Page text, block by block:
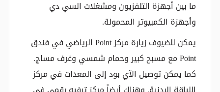
ما بين أجهزة التلفزيون ومشغلات السي دي
وأجهزة الكمبيوتر المحمولة.
يمكن للضيوف زيارة مركز Point الرياضي في فندق
Point مع مسبح كبير وحمام شمسي وغرف مساج.
كما يمكن توصيل الآي بود إلى المعدات في مركز